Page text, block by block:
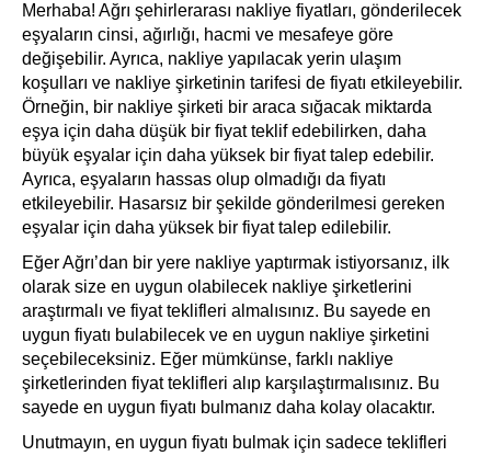
Merhaba! Ağrı şehirlerarası nakliye fiyatları, gönderilecek
eşyaların cinsi, ağırlığı, hacmi ve mesafeye göre
değişebilir. Ayrıca, nakliye yapılacak yerin ulaşım
koşulları ve nakliye şirketinin tarifesi de fiyatı etkileyebilir.
Örneğin, bir nakliye şirketi bir araca sığacak miktarda
eşya için daha düşük bir fiyat teklif edebilirken, daha
büyük eşyalar için daha yüksek bir fiyat talep edebilir.
Ayrıca, eşyaların hassas olup olmadığı da fiyatı
etkileyebilir. Hasarsız bir şekilde gönderilmesi gereken
eşyalar için daha yüksek bir fiyat talep edilebilir.
Eğer Ağrı’dan bir yere nakliye yaptırmak istiyorsanız, ilk
olarak size en uygun olabilecek nakliye şirketlerini
araştırmalı ve fiyat teklifleri almalısınız. Bu sayede en
uygun fiyatı bulabilecek ve en uygun nakliye şirketini
seçebileceksiniz. Eğer mümkünse, farklı nakliye
şirketlerinden fiyat teklifleri alıp karşılaştırmalısınız. Bu
sayede en uygun fiyatı bulmanız daha kolay olacaktır.
Unutmayın, en uygun fiyatı bulmak için sadece teklifleri